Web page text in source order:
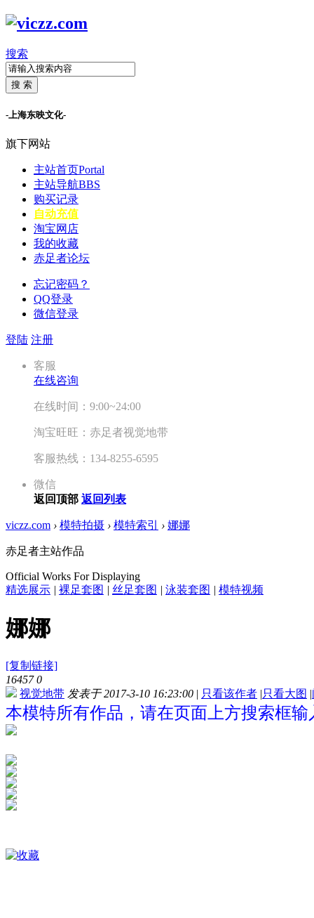
搜索
搜 索
-上海东映文化-
旗下网站
主站首页Portal
主站导航BBS
购买记录
自动充值
淘宝网店
我的收藏
赤足者论坛
忘记密码？
QQ登录
微信登录
登陆 注册
客服
在线咨询
在线时间：9:00~24:00
淘宝旺旺：赤足者视觉地带
客服热线：134-8255-6595
微信
返回顶部 返回列表
viczz.com › 模特拍摄 › 模特索引 › 娜娜
赤足者主站作品
Official Works For Displaying
精选展示 | 裸足套图 | 丝足套图 | 泳装套图 | 模特视频
娜娜
[复制链接]
16457 0
视觉地带 发表于 2017-3-10 16:23:00 | 只看该作者 |只看大图 |
本模特所有作品，请在页面上方搜索框输